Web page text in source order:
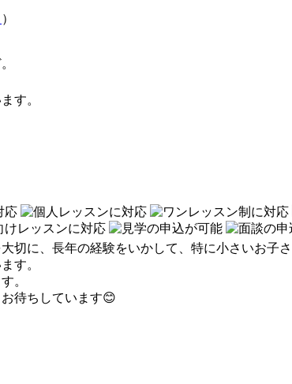
）
す。
切に、長年の経験をいかして、特に小さいお
す。
。
待ちしています😊